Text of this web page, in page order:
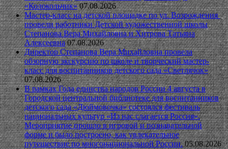
«Колокольчик» 07.08.2026
Мастер-класс на детской площадке по ул. Возрождения
провели работники Детской художественной школы
Степанова Вера Михайловна и Хитрова Татьяна
Алексеевна 07.08.2026
Директор Степанова Вера Михайловна провела
обзорную экскурсию по школе и творческий мастер-
класс для воспитанников детского сада «Светлячок»
07.08.2026
В рамках Года единства народов России 4 августа в
Городской центральной библиотеке для воспитанников
детского сада «Дюймовочка» состоялся фестиваль
национальных культур «Из нас слагается Россия».
Мероприятие прошло в игровой и познавательной
форме и было построено, как увлекательное
путешествие по многонациональной России. 05.08.2026